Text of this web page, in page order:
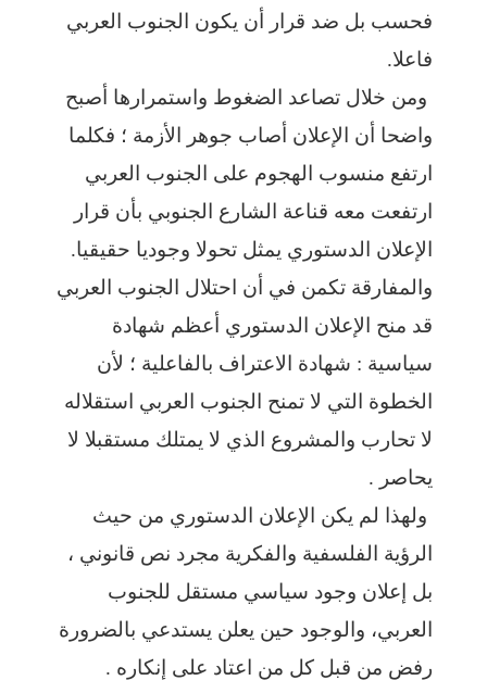
فحسب بل ضد قرار أن يكون الجنوب العربي
فاعلا.
ومن خلال تصاعد الضغوط واستمرارها أصبح
واضحا أن الإعلان أصاب جوهر الأزمة ؛ فكلما
ارتفع منسوب الهجوم على الجنوب العربي
ارتفعت معه قناعة الشارع الجنوبي بأن قرار
الإعلان الدستوري يمثل تحولا وجوديا حقيقيا.
والمفارقة تكمن في أن احتلال الجنوب العربي
قد منح الإعلان الدستوري أعظم شهادة
سياسية : شهادة الاعتراف بالفاعلية ؛ لأن
الخطوة التي لا تمنح الجنوب العربي استقلاله
لا تحارب والمشروع الذي لا يمتلك مستقبلا لا
يحاصر .
ولهذا لم يكن الإعلان الدستوري من حيث
الرؤية الفلسفية والفكرية مجرد نص قانوني ،
بل إعلان وجود سياسي مستقل للجنوب
العربي، والوجود حين يعلن يستدعي بالضرورة
رفض من قبل كل من اعتاد على إنكاره .